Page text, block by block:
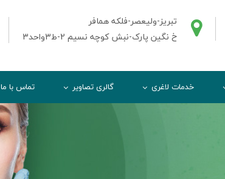
تبریز-ولیعصر-فلکه همافر
خ نگین پارک-نبش کوچه نسیم 2-ط3واحد3
خدمات لاغری گالری تصاویر تماس با ما